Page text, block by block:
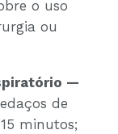
o uso
ou
—
de
minutos;